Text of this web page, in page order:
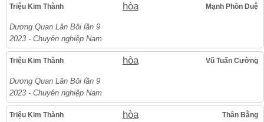
Triệu Kim Thành hòa Mạnh Phồn Duệ
Dương Quan Lân Bôi lần 9
2023 - Chuyên nghiệp Nam
Triệu Kim Thành hòa Vũ Tuấn Cường
Dương Quan Lân Bôi lần 9
2023 - Chuyên nghiệp Nam
Triệu Kim Thành hòa Thân Bằng